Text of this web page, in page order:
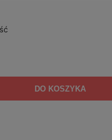
DO KOSZYKA